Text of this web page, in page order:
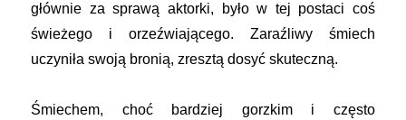
głównie za sprawą aktorki, było w tej postaci coś
świeżego i orzeźwiającego. Zaraźliwy śmiech
uczyniła swoją bronią, zresztą dosyć skuteczną.
Śmiechem, choć bardziej gorzkim i często